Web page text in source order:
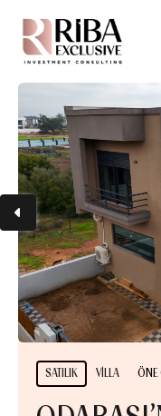
SATILIK VILLA ÖNE